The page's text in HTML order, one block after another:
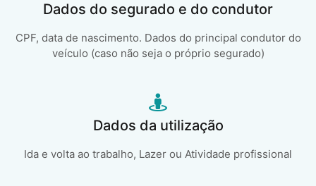
Dados do segurado e do condutor
CPF, data de nascimento. Dados do principal condutor do
veículo (caso não seja o próprio segurado)
Dados da utilização
Ida e volta ao trabalho, Lazer ou Atividade profissional